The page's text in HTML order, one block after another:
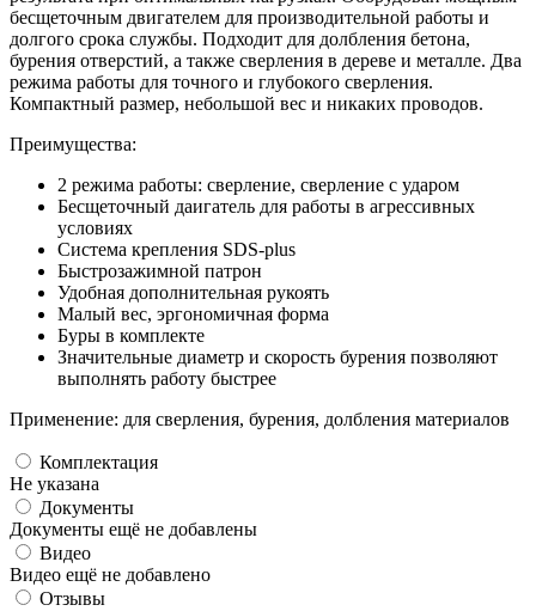
бесщеточным двигателем для производительной работы и
долгого срока службы. Подходит для долбления бетона,
бурения отверстий, а также сверления в дереве и металле. Два
режима работы для точного и глубокого сверления.
Компактный размер, небольшой вес и никаких проводов.
Преимущества:
2 режима работы: сверление, сверление с ударом
Бесщеточный даигатель для работы в агрессивных
условиях
Система крепления SDS-plus
Быстрозажимной патрон
Удобная дополнительная рукоять
Малый вес, эргономичная форма
Буры в комплекте
Значительные диаметр и скорость бурения позволяют
выполнять работу быстрее
Применение: для сверления, бурения, долбления материалов
Комплектация
Не указана
Документы
Документы ещё не добавлены
Видео
Видео ещё не добавлено
Отзывы